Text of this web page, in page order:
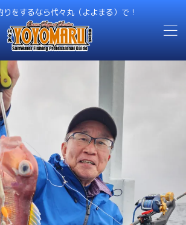
りをするなら代々丸（よよまる）で！